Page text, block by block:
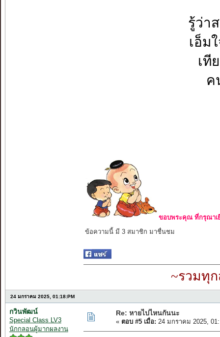
รู้ว่า
เอ็ม
เที
ค
ขอบพระคุณ ที่กรุณาเ
ข้อความนี้ มี 3 สมาชิก มาชื่นชม
~รวมทุ
24 มกราคม 2025, 01:18:PM
กวินพัฒน์
Special Class LV3
นักกลอนผู้มากผลงาน
Re: หายไปไหนกันนะ
« ตอบ #5 เมื่อ: 24 มกราคม 2025,